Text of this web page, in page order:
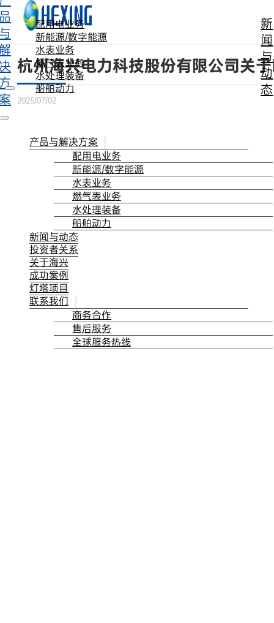
跳转到主要内容 跳转到页脚
配用电业务
新能源/数字能源
水表业务
燃气表业务
水处理装备
船舶动力
新
闻
与
动
态
产品与解决方案
配用电业务
新能源/数字能源
水表业务
燃气表业务
水处理装备
船舶动力
新闻与动态
投资者关系
关于海兴
成功案例
灯塔项目
联系我们
商务合作
售后服务
全球服务热线
杭州海兴电力科技股份有限公司关
2025/07/02